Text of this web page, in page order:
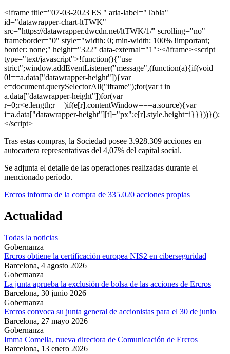
<iframe title="07-03-2023 ES " aria-label="Tabla"
id="datawrapper-chart-ltTWK"
src="https://datawrapper.dwcdn.net/ltTWK/1/" scrolling="no"
frameborder="0" style="width: 0; min-width: 100% !important;
border: none;" height="322" data-external="1"></iframe><script
type="text/javascript">!function(){"use
strict";window.addEventListener("message",(function(a){if(void
0!==a.data["datawrapper-height"]){var
e=document.querySelectorAll("iframe");for(var t in
a.data["datawrapper-height"])for(var
r=0;r<e.length;r++)if(e[r].contentWindow===a.source){var
i=a.data["datawrapper-height"][t]+"px";e[r].style.height=i}}}))}();
</script>
Tras estas compras, la Sociedad posee 3.928.309 acciones en
autocartera representativas del 4,07% del capital social.
Se adjunta el detalle de las operaciones realizadas durante el
mencionado período.
Ercros informa de la compra de 335.020 acciones propias
Actualidad
Todas la noticias
Gobernanza
Ercros obtiene la certificación europea NIS2 en ciberseguridad
Barcelona, 4 agosto 2026
Gobernanza
La junta aprueba la exclusión de bolsa de las acciones de Ercros
Barcelona, 30 junio 2026
Gobernanza
Ercros convoca su junta general de accionistas para el 30 de junio
Barcelona, 27 mayo 2026
Gobernanza
Imma Comella, nueva directora de Comunicación de Ercros
Barcelona, 13 enero 2026